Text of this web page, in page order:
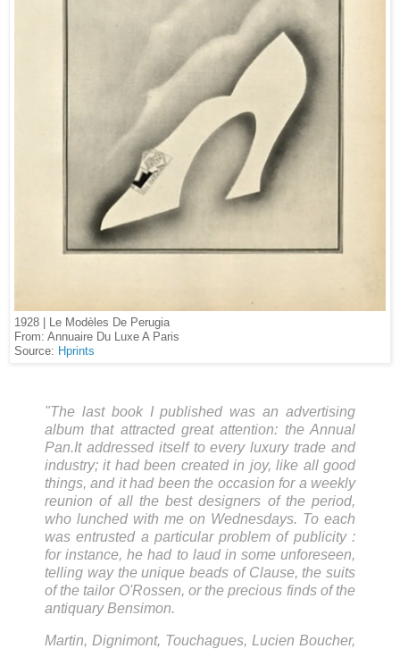
1928 | Le Modèles De Perugia
From: Annuaire Du Luxe A Paris
Source: Hprints
"The last book I published was an advertising
album that attracted great attention: the Annual
Pan.It addressed itself to every luxury trade and
industry; it had been created in joy, like all good
things, and it had been the occasion for a weekly
reunion of all the best designers of the period,
who lunched with me on Wednesdays. To each
was entrusted a particular problem of publicity :
for instance, he had to laud in some unforeseen,
telling way the unique beads of Clause, the suits
of the tailor O'Rossen, or the precious finds of the
antiquary Bensimon.
Martin, Dignimont, Touchagues, Lucien Boucher,